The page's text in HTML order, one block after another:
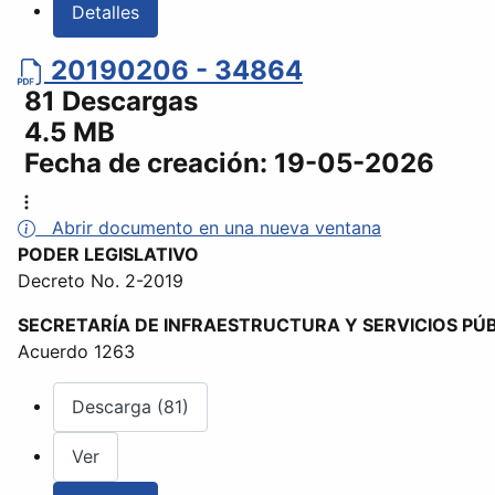
Detalles
20190206 - 34864
81 Descargas
4.5 MB
Fecha de creación: 19-05-2026
Abrir documento en una nueva ventana
PODER LEGISLATIVO
Decreto No. 2-2019
SECRETARÍA DE INFRAESTRUCTURA Y SERVICIOS
Acuerdo 1263
Descarga (81)
Ver